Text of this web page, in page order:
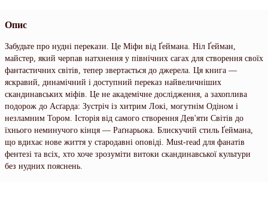
Опис
Забудьте про нудні перекази. Це Міфи від Ґеймана. Ніл Ґейман,
майстер, який черпав натхнення у північних сагах для створення своїх
фантастичних світів, тепер звертається до джерела. Ця книга —
яскравий, динамічний і доступний переказ найвеличніших
скандинавських міфів. Це не академічне дослідження, а захоплива
подорож до Асґарда: Зустріч із хитрим Локі, могутнім Одіном і
незламним Тором. Історія від самого створення Дев'яти Світів до
їхнього неминучого кінця — Раґнарьока. Блискучий стиль Ґеймана,
що вдихає нове життя у стародавні оповіді. Must-read для фанатів
фентезі та всіх, хто хоче зрозуміти витоки скандинавської культури
без нудних пояснень.